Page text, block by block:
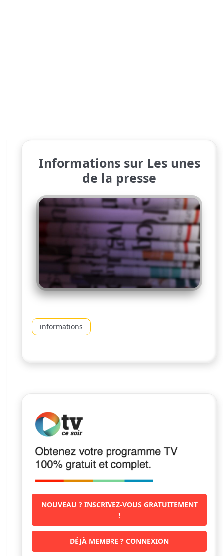
Informations sur Les unes
de la presse
informations
NOUVEAU ? INSCRIVEZ-VOUS GRATUITEMENT
!
DÉJÀ MEMBRE ? CONNEXION